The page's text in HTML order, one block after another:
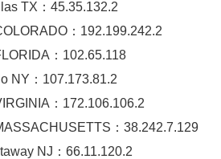
TX：45.35.132.2
：192.199.242.2
：102.65.118
NY：107.173.81.2
：172.106.106.2
：38.242.7.129
NJ：66.11.120.2